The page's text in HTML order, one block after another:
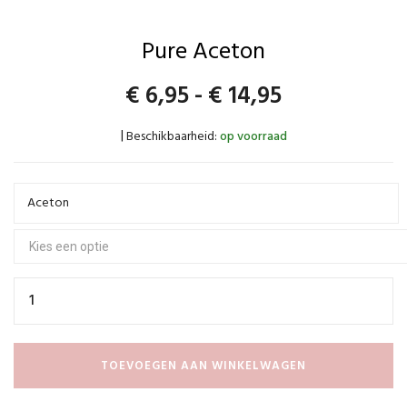
Pure Aceton
€6,95-€14,95Prijsklasse:
€6,95
Beschikbaarheid:op voorraad
Aceton
TOEVOEGEN AAN WINKELWAGEN